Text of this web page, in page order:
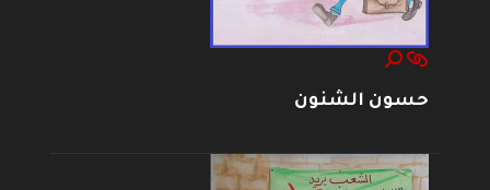
حسون الشنون